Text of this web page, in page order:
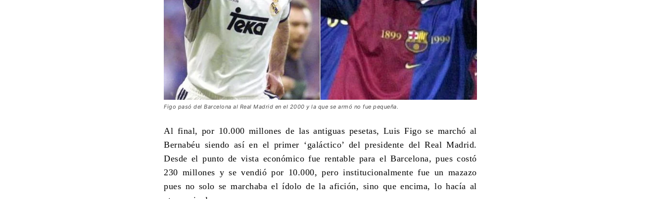
Figo pasó del Barcelona al Real Madrid en el 2000 y la que se armó no fue pequeña.
Al final, por 10.000 millones de las antiguas pesetas, Luis Figo se marchó al
Bernabéu siendo así en el primer ‘galáctico’ del presidente del Real Madrid.
Desde el punto de vista económico fue rentable para el Barcelona, pues costó
230 millones y se vendió por 10.000, pero institucionalmente fue un mazazo
pues no solo se marchaba el ídolo de la afición, sino que encima, lo hacía al